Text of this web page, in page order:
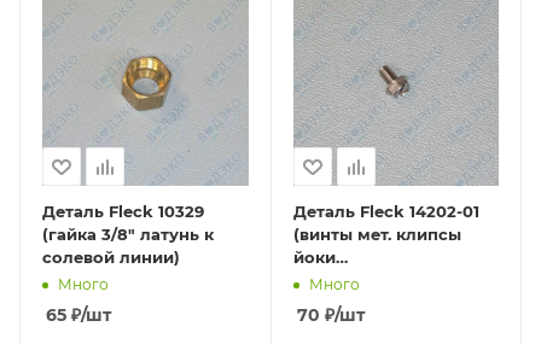
Деталь Fleck 10329
(гайка 3/8" латунь к
солевой линии)
Много
65 ₽/шт
Деталь Fleck 14202-01
(винты мет. клипсы
йоки
5000,5600,9000,9100)
Много
70 ₽/шт